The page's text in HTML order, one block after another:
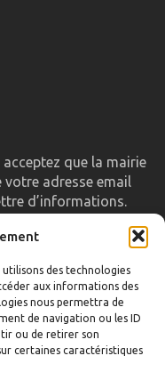
des technologies
aux informations des
nous permettra de
de navigation ou les ID
ou de retirer son
certaines caractéristiques
que la mairie
votre adresse email
d’informations.